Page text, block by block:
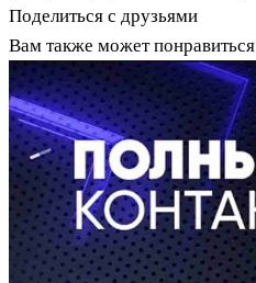
Поделиться с друзьями
Вам также может понравиться